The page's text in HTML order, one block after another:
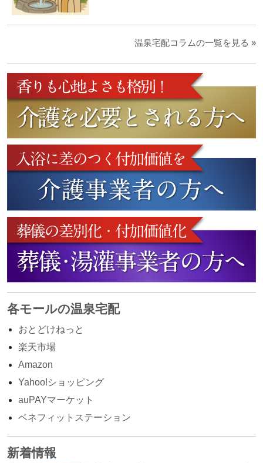
温泉宅配コラムの一覧を見る »
各モールの温泉宅配
おとどけねっと
楽天市場
Amazon
Yahoo!ショッピング
auPAYマーケット
ベネフィットステーション
新着情報